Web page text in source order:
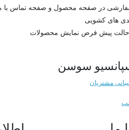
در صفحه محصول و صفحه تماس با
های کشویی
پیش فرض نمایش محصولات
سوسن